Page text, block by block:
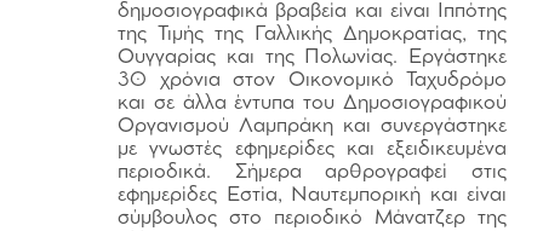
δημοσιογραφικά βραβεία και είναι Ιππότης
της Τιμής της Γαλλικής Δημοκρατίας, της
Ουγγαρίας και της Πολωνίας. Εργάστηκε
30 χρόνια στον Οικονομικό Ταχυδρόμο
και σε άλλα έντυπα του Δημοσιογραφικού
Οργανισμού Λαμπράκη και συνεργάστηκε
με γνωστές εφημερίδες και εξειδικευμένα
περιοδικά. Σήμερα αρθρογραφεί στις
εφημερίδες Εστία, Ναυτεμπορική και είναι
σύμβουλος στο περιοδικό Μάνατζερ της